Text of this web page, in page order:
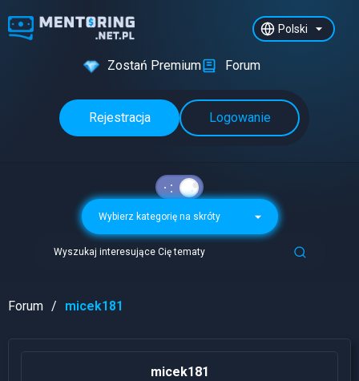
Polski
Zostań Premium Forum
Rejestracja Logowanie
Wybierz kategorię na skróty
Wyszukaj interesujące Cię tematy
Forum micek181
micek181